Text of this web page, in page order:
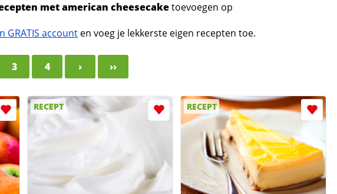
met american cheesecaketoevoegen op
GRATIS account en voeg je lekkerste eigen recepten toe.
3 4 › ››
RECEPT RECEPT